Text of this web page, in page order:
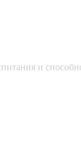
и